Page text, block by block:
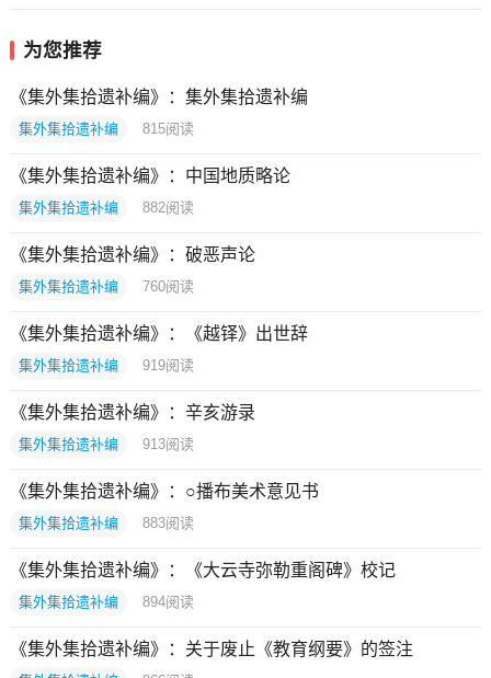
为您推荐
《集外集拾遗补编》：集外集拾遗补编
集外集拾遗补编 815阅读
《集外集拾遗补编》：中国地质略论
集外集拾遗补编 882阅读
《集外集拾遗补编》：破恶声论
集外集拾遗补编 760阅读
《集外集拾遗补编》：《越铎》出世辞
集外集拾遗补编 919阅读
《集外集拾遗补编》：辛亥游录
集外集拾遗补编 913阅读
《集外集拾遗补编》：○播布美术意见书
集外集拾遗补编 883阅读
《集外集拾遗补编》：《大云寺弥勒重阁碑》校记
集外集拾遗补编 894阅读
《集外集拾遗补编》：关于废止《教育纲要》的签注